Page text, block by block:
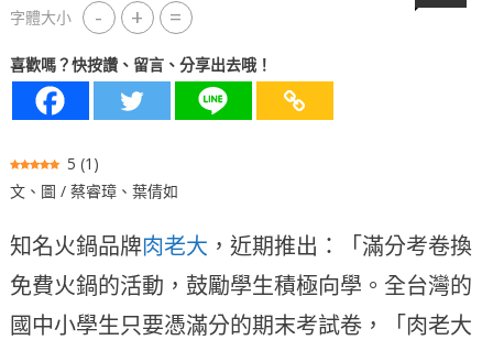
字體大小 - + =
喜歡嗎？快按讚、留言、分享出去哦！
5 (1 )
文、圖 / 蔡睿璋、葉倩如
知名火鍋品牌肉老大 ，近期推出：「滿分考卷換
免費火鍋的活動，鼓勵學生積極向學。全台灣的
國中小學生只要憑滿分的期末考試卷，「肉老大